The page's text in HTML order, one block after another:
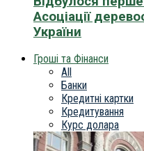
Асоціації
України
Гроші та Фінанси
All
Банки
Кредитні картки
Кредитування
Курс долара